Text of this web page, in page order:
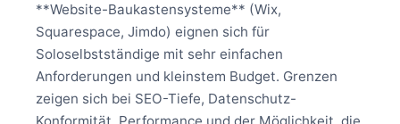
**Website-Baukastensysteme** (Wix,
Squarespace, Jimdo) eignen sich für
Soloselbstständige mit sehr einfachen
Anforderungen und kleinstem Budget. Grenzen
zeigen sich bei SEO-Tiefe, Datenschutz-